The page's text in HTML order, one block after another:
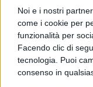
Noi e i nostri
come i cookie per
funzionalità per
Facendo clic di
tecnologia. Puoi
consenso in
al 30,1% (+0,1),
12,8% (-0,1), il
6,9% (=).